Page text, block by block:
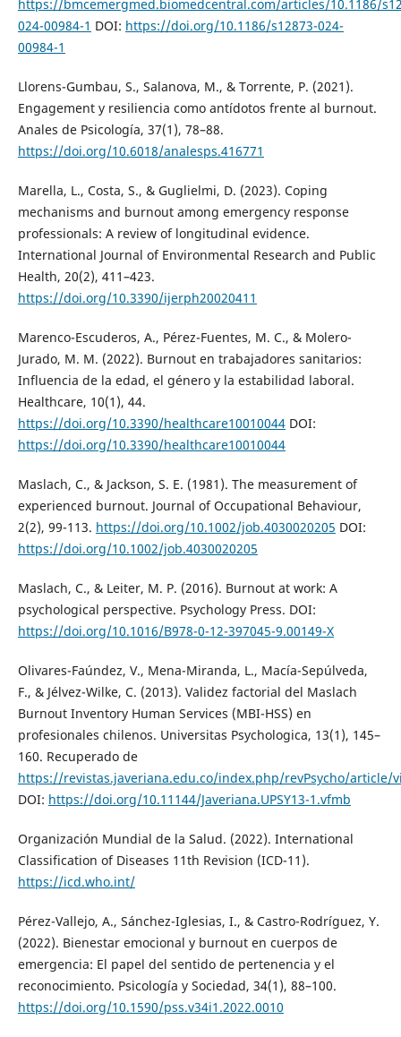
https://bmcemergmed.biomedcentral.com/articles/10.1186/
024-00984-1 DOI: https://doi.org/10.1186/s12873-024-
00984-1
Llorens-Gumbau, S., Salanova, M., & Torrente, P. (2021).
Engagement y resiliencia como antídotos frente al burnout.
Anales de Psicología, 37(1), 78–88.
https://doi.org/10.6018/analesps.416771
Marella, L., Costa, S., & Guglielmi, D. (2023). Coping
mechanisms and burnout among emergency response
professionals: A review of longitudinal evidence.
International Journal of Environmental Research and Public
Health, 20(2), 411–423.
https://doi.org/10.3390/ijerph20020411
Marenco-Escuderos, A., Pérez-Fuentes, M. C., & Molero-
Jurado, M. M. (2022). Burnout en trabajadores sanitarios:
Influencia de la edad, el género y la estabilidad laboral.
Healthcare, 10(1), 44.
https://doi.org/10.3390/healthcare10010044DOI:
https://doi.org/10.3390/healthcare10010044
Maslach, C., & Jackson, S. E. (1981). The measurement of
experienced burnout. Journal of Occupational Behaviour,
2(2), 99-113. https://doi.org/10.1002/job.4030020205 DOI:
https://doi.org/10.1002/job.4030020205
Maslach, C., & Leiter, M. P. (2016). Burnout at work: A
psychological perspective. Psychology Press. DOI:
https://doi.org/10.1016/B978-0-12-397045-9.00149-X
Olivares-Faúndez, V., Mena-Miranda, L., Macía-Sepúlveda,
F., & Jélvez-Wilke, C. (2013). Validez factorial del Maslach
Burnout Inventory Human Services (MBI-HSS) en
profesionales chilenos. Universitas Psychologica, 13(1), 145–
160. Recuperado de
https://revistas.javeriana.edu.co/index.php/revPsycho/article/
DOI: https://doi.org/10.11144/Javeriana.UPSY13-1.vfmb
Organización Mundial de la Salud. (2022). International
Classification of Diseases 11th Revision (ICD-11).
https://icd.who.int/
Pérez-Vallejo, A., Sánchez-Iglesias, I., & Castro-Rodríguez, Y.
(2022). Bienestar emocional y burnout en cuerpos de
emergencia: El papel del sentido de pertenencia y el
reconocimiento. Psicología y Sociedad, 34(1), 88–100.
https://doi.org/10.1590/pss.v34i1.2022.0010